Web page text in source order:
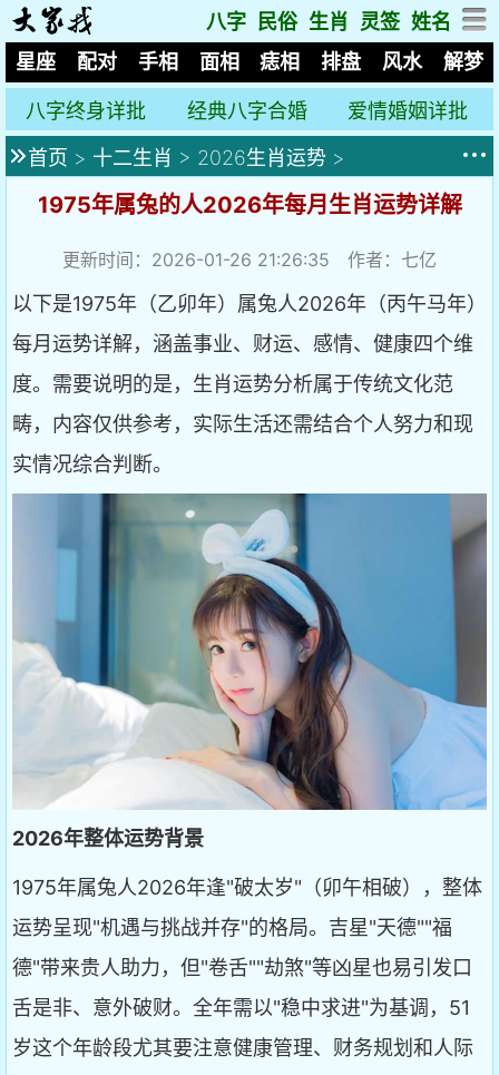
八字 民俗 生肖 灵签 姓名
星座
配对 手相 面相 痣相 排盘 风水 解梦
八字终身详批 经典八字合婚
爱情婚姻详批
首页 > 十二生肖 > 2026生肖运势 >
1975年属兔的人2026年每月生肖运势详解
更新时间：2026-01-26 21:26:35 作者：七亿
以下是1975年（乙卯年）属兔人2026年（丙午马年）
每月运势详解，涵盖事业、财运、感情、健康四个维
度。需要说明的是，生肖运势分析属于传统文化范
畴，内容仅供参考，实际生活还需结合个人努力和现
实情况综合判断。
2026年整体运势背景
1975年属兔人2026年逢"破太岁"（卯午相破），整体
运势呈现"机遇与挑战并存"的格局。吉星"天德""福
德"带来贵人助力，但"卷舌""劫煞"等凶星也易引发口
舌是非、意外破财。全年需以"稳中求进"为基调，51
岁这个年龄段尤其要注意健康管理、财务规划和人际